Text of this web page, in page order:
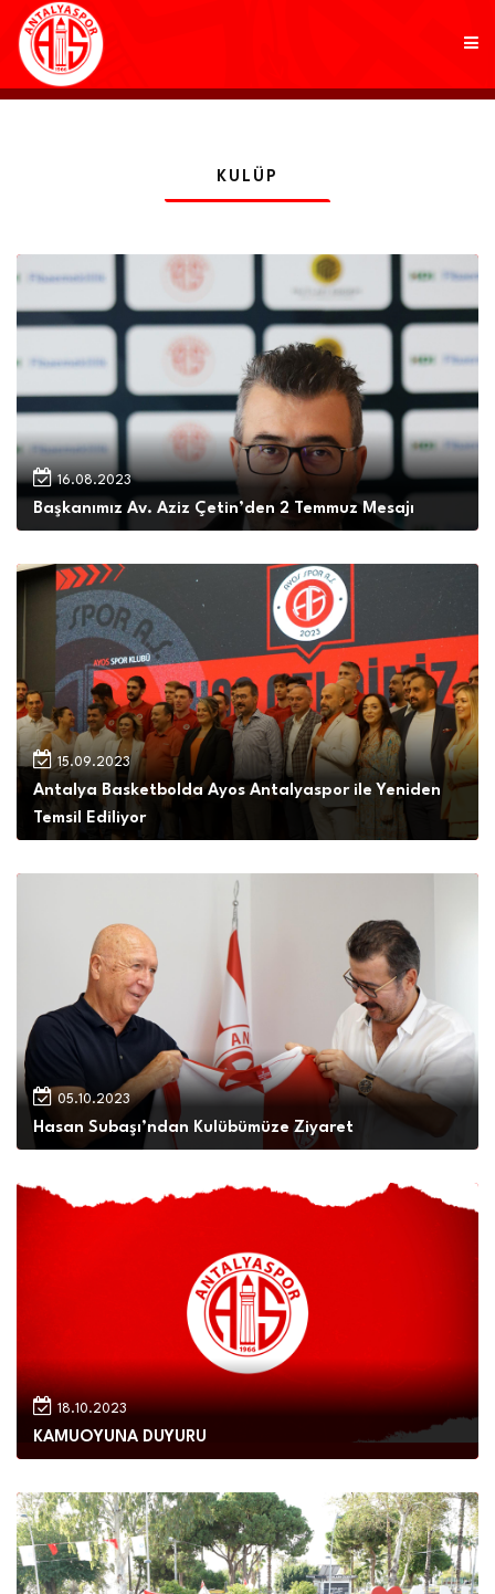
AKADEMİ
MARKALAR
BRANŞLAR
HABERLER
KULÜP
16.08.2023
Başkanımız Av. Aziz Çetin’den 2 Temmuz Mesajı
15.09.2023
Antalya Basketbolda Ayos Antalyaspor ile Yeniden
Temsil Ediliyor
05.10.2023
Hasan Subaşı’ndan Kulübümüze Ziyaret
18.10.2023
KAMUOYUNA DUYURU